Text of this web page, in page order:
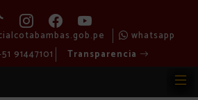
whatsapp
91447101 Transparencia